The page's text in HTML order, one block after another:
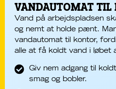
VANDAUTOMAT TIL
Vand på arbejdspladsen
og nemt at holde pænt.
vandautomat til kontor,
alle at få koldt vand i løbet
Giv nem adgang til
smag og bobler.